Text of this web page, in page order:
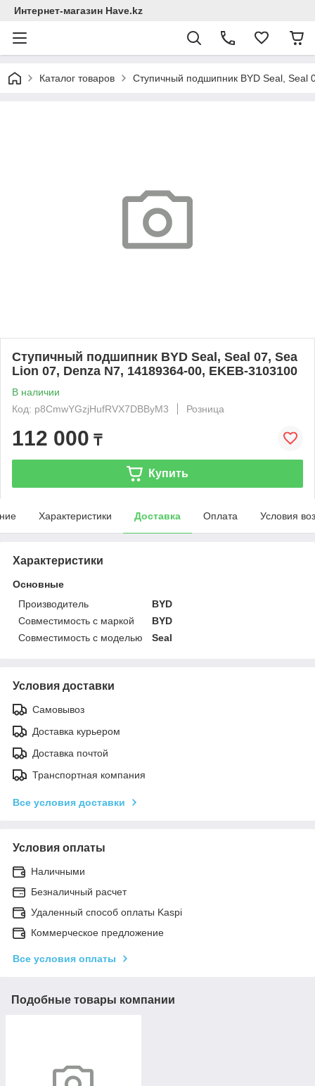
Интернет-магазин Have.kz
Каталог товаров Ступичный подшипник BYD Seal, Seal
Ступичный подшипник BYD Seal, Seal 07, Sea
Lion 07, Denza N7, 14189364-00, EKEB-3103100
В наличии
Код: p8CmwYGzjHufRVX7DBByM3
Розница
112 000 ₸
Купить
Характеристики Доставка Оплата Условия
Характеристики
Основные
Производитель
BYD
Совместимость с маркой
BYD
Совместимость с моделью
Seal
Условия доставки
Самовывоз
Доставка курьером
Доставка почтой
Транспортная компания
Все условия доставки
Условия оплаты
Наличными
Безналичный расчет
Удаленный способ оплаты Kaspi
Коммерческое предложение
Все условия оплаты
Подобные товары компании